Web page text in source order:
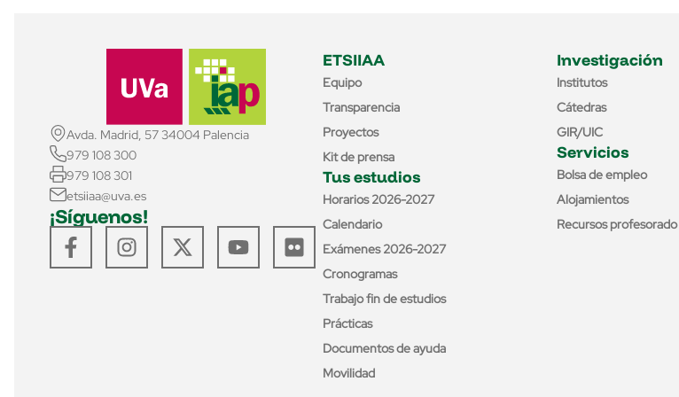
Avda. Madrid, 57 34004 Palencia
979 108 300
979 108 301
etsiiaa@uva.es
¡Síguenos!
ETSIIAA
Equipo
Transparencia
Proyectos
Kit de prensa
Tus estudios
Horarios 2026-2027
Calendario
Exámenes 2026-2027
Cronogramas
Trabajo fin de estudios
Prácticas
Documentos de ayuda
Movilidad
Investigación
Institutos
Cátedras
GIR/UIC
Servicios
Bolsa de empleo
Alojamientos
Recursos profesorado